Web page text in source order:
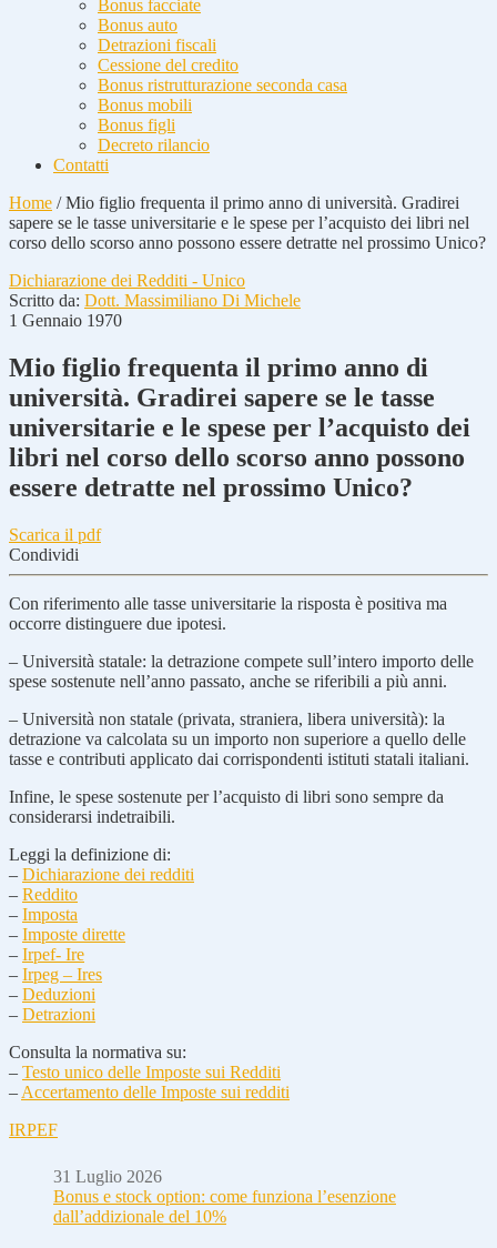
Bonus facciate
Bonus auto
Detrazioni fiscali
Cessione del credito
Bonus ristrutturazione seconda casa
Bonus mobili
Bonus figli
Decreto rilancio
Contatti
Home /Mio figlio frequenta il primo anno di università. Gradirei
sapere se le tasse universitarie e le spese per l’acquisto dei libri nel
corso dello scorso anno possono essere detratte nel prossimo Unico?
Dichiarazione dei Redditi - Unico
Scritto da: Dott. Massimiliano Di Michele
1 Gennaio 1970
Mio figlio frequenta il primo anno di
università. Gradirei sapere se le tasse
universitarie e le spese per l’acquisto dei
libri nel corso dello scorso anno possono
essere detratte nel prossimo Unico?
Scarica il pdf
Condividi
Con riferimento alle tasse universitarie la risposta è positiva ma
occorre distinguere due ipotesi.
– Università statale: la detrazione compete sull’intero importo delle
spese sostenute nell’anno passato, anche se riferibili a più anni.
– Università non statale (privata, straniera, libera università): la
detrazione va calcolata su un importo non superiore a quello delle
tasse e contributi applicato dai corrispondenti istituti statali italiani.
Infine, le spese sostenute per l’acquisto di libri sono sempre da
considerarsi indetraibili.
Leggi la definizione di:
– Dichiarazione dei redditi
– Reddito
– Imposta
– Imposte dirette
– Irpef- Ire
– Irpeg – Ires
– Deduzioni
– Detrazioni
Consulta la normativa su:
– Testo unico delle Imposte sui Redditi
– Accertamento delle Imposte sui redditi
IRPEF
31 Luglio 2026
Bonus e stock option: come funziona l’esenzione
dall’addizionale del 10%